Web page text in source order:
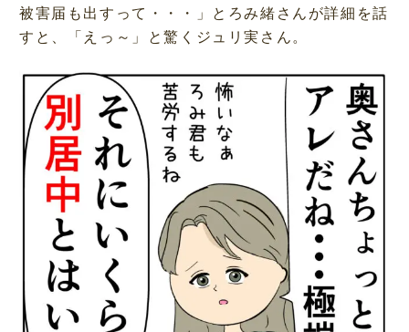
被害届も出すって・・・」とろみ緒さんが詳細を話
すと、「えっ～」と驚くジュリ実さん。